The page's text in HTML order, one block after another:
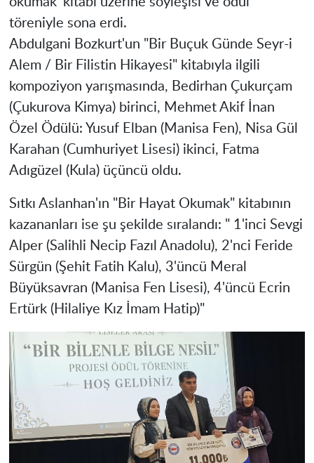
töreniyle sona erdi.
Abdulgani Bozkurt'un "Bir Buçuk Günde Seyr-i
Alem / Bir Filistin Hikayesi" kitabıyla ilgili
kompoziyon yarışmasında, Bedirhan Çukurçam
(Çukurova Kimya) birinci, Mehmet Akif İnan
Özel Ödülü: Yusuf Elban (Manisa Fen), Nisa Gül
Karahan (Cumhuriyet Lisesi) ikinci, Fatma
Adıgüzel (Kula) üçüncü oldu.
Sıtkı Aslanhan'ın "Bir Hayat Okumak" kitabının
kazananları ise şu şekilde sıralandı: " 1'inci Sevgi
Alper (Salihli Necip Fazıl Anadolu), 2'nci Feride
Sürgün (Şehit Fatih Kalu), 3'üncü Meral
Büyüksavran (Manisa Fen Lisesi), 4'üncü Ecrin
Ertürk (Hilaliye Kız İmam Hatip)"